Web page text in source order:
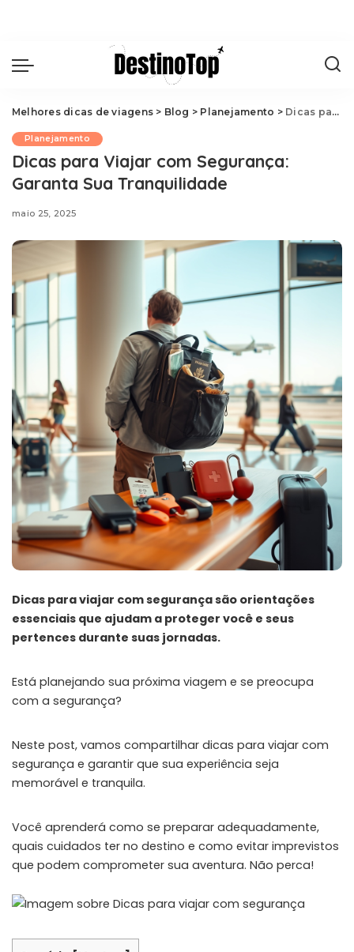
Melhores dicas de viagens > Blog > Planejamento > Dicas para Viajar com Segurança: Garanta Sua Tranquilidade
Planejamento
Dicas para Viajar com Segurança:
Garanta Sua Tranquilidade
maio 25, 2025
Dicas para viajar com segurança são orientações
essenciais que ajudam a proteger você e seus
pertences durante suas jornadas.
Está planejando sua próxima viagem e se preocupa
com a segurança?
Neste post, vamos compartilhar dicas para viajar com
segurança e garantir que sua experiência seja
memorável e tranquila.
Você aprenderá como se preparar adequadamente,
quais cuidados ter no destino e como evitar imprevistos
que podem comprometer sua aventura. Não perca!